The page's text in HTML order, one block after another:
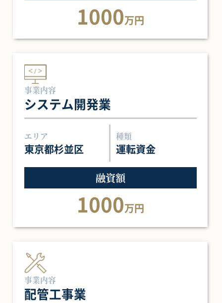
1000万円
事業内容
システム開発業
エリア
東京都杉並区
種類
運転資金
融資額
1000万円
事業内容
配管工事業